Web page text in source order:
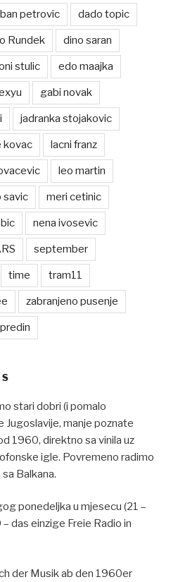
petrovic dado topic
Rundek dino saran
stulic edo maajka
gabi novak
jadranka stojakovic
kovac lacni franz
leo martin
savic meri cetinic
nena ivosevic
september
time tram11
zabranjeno pusenje
stari dobri (i pomalo
Jugoslavije, manje poznate
1960, direktno sa vinila uz
igle. Povremeno radimo
Balkana.
ponedeljka u mjesecu (21 –
das einzige Freie Radio in
der Musik ab den 1960er